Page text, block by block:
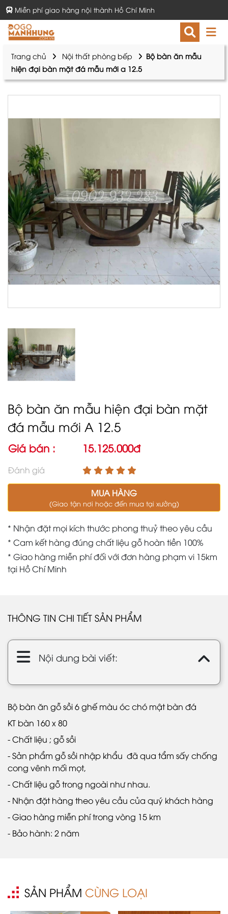
Miễn phí giao hàng nội thành Hồ Chí Minh
Trang chủ Nội thất phòng bếp
Bộ bàn ăn mẫu
hiện đại bàn mặt đá mẫu mới a 12.5
Bộ bàn ăn mẫu hiện đại bàn mặt
đá mẫu mới A 12.5
Giá bán : 15.125.000đ
Đánh giá
MUA HÀNG
(Giao tận nơi hoặc đến mua tại xưởng)
* Nhận đặt mọi kích thước phong thuỷ theo yêu cầu
* Cam kết hàng đúng chất liệu gỗ hoàn tiền 100%
* Giao hàng miễn phí đối với đơn hàng phạm vi 15km
tại Hồ Chí Minh
THÔNG TIN CHI TIẾT SẢN PHẨM
Nội dung bài viết:
Bộ bàn ăn gỗ sồi 6 ghế màu óc chó mật bàn đá
KT bàn 160 x 80
- Chất liệu ; gỗ sồi
- Sản phẩm gỗ sồi nhập khẩu đã qua tẩm sấy chống
cong vênh mối mọt,
- Chất liệu gỗ trong ngoài như nhau.
- Nhận đặt hàng theo yêu cầu của quý khách hàng
- Giao hàng miễn phí trong vòng 15 km
- Bảo hành: 2 năm
SẢN PHẨM CÙNG LOẠI